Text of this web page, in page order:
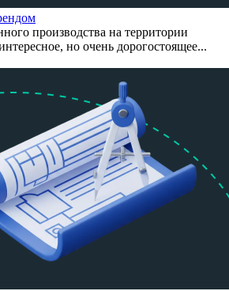
производства на территории
но очень дорогостоящее...